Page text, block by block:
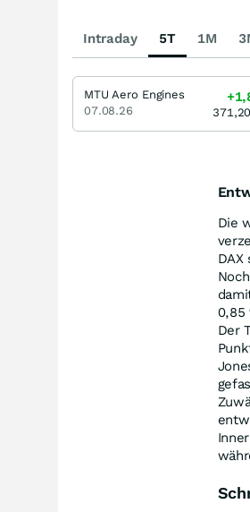
Die
0,85
Der
Intraday 5T 1M
MTU Aero Engines
07.08.26
371,20